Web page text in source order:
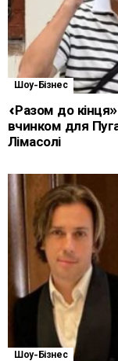
Шоу-Бізнес
«Разом до
вчинком для
Лімасолі
Шоу-Бізнес